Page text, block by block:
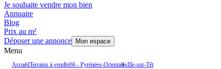
Je souhaite vendre mon bien
Annuaire
Blog
Prix au m²
Déposer une annonce
Mon espace
Menu
AccueilTerrains à vendre66 - Pyrénées-OrientalesIlle-sur-Têt